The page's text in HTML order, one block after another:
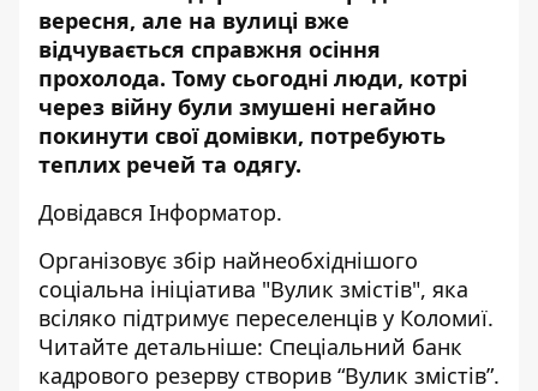
вересня, але на вулиці вже
відчувається справжня осіння
прохолода. Тому сьогодні люди, котрі
через війну були змушені негайно
покинути свої домівки, потребують
теплих речей та одягу.
Довідався Інформатор.
Організовує збір найнеобхіднішого
соціальна ініціатива "Вулик змістів", яка
всіляко підтримує переселенців у Коломиї.
Читайте детальніше: Спеціальний банк
кадрового резерву створив “Вулик змістів”.